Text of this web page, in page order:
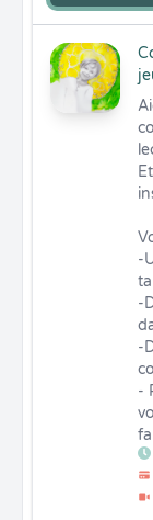
-
-
-
-